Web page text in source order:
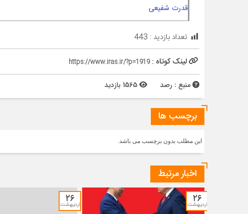
قدرت شفیعی
تعداد بازدید : 443
لینک کوتاه :https://www.iras.ir/?p=1919
منبع : رصد
برچسب ها
این مطلب بدون برچسب می باشد.
اخبار مرتبط
۲۶
اردیبهشت ۲۶
اردیبهشت